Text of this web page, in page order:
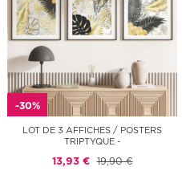
-30%
LOT DE 3 AFFICHES / POSTERS
TRIPTYQUE -
13,93 € 19,90 €